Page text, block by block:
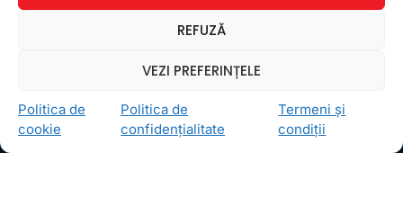
REFUZĂ
VEZI PREFERINȚELE
Politica de
cookie
Politica de
confidențialitate
Termeni și
condiții
Învaţă zâmbind. Vrem să realizăm asta
Locații
FollowMe Dr. Taberei